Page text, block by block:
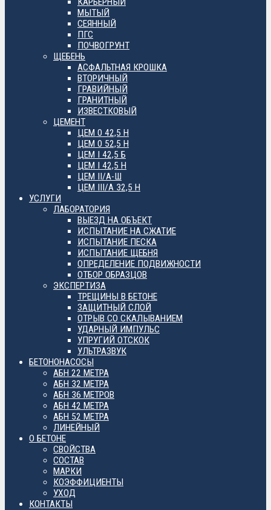
МЫТЫЙ
СЕЯННЫЙ
ПГС
ПОЧВОГРУНТ
ЩЕБЕНЬ
АСФАЛЬТНАЯ КРОШКА
ВТОРИЧНЫЙ
ГРАВИЙНЫЙ
ГРАНИТНЫЙ
ИЗВЕСТКОВЫЙ
ЦЕМЕНТ
ЦЕМ 0 42,5 Н
ЦЕМ 0 52,5 Н
ЦЕМ I 42,5 Б
ЦЕМ I 42,5 Н
ЦЕМ II/А-Ш
ЦЕМ III/А 32,5 Н
УСЛУГИ
ЛАБОРАТОРИЯ
ВЫЕЗД НА ОБЪЕКТ
ИСПЫТАНИЕ НА СЖАТИЕ
ИСПЫТАНИЕ ПЕСКА
ИСПЫТАНИЕ ЩЕБНЯ
ОПРЕДЕЛЕНИЕ ПОДВИЖНОСТИ
ОТБОР ОБРАЗЦОВ
ЭКСПЕРТИЗА
ТРЕЩИНЫ В БЕТОНЕ
ЗАЩИТНЫЙ СЛОЙ
ОТРЫВ СО СКАЛЫВАНИЕМ
УДАРНЫЙ ИМПУЛЬС
УПРУГИЙ ОТСКОК
УЛЬТРАЗВУК
БЕТОНОНАСОСЫ
АБН 22 МЕТРА
АБН 32 МЕТРА
АБН 36 МЕТРОВ
АБН 42 МЕТРА
АБН 52 МЕТРА
ЛИНЕЙНЫЙ
О БЕТОНЕ
СВОЙСТВА
СОСТАВ
МАРКИ
КОЭФФИЦИЕНТЫ
УХОД
КОНТАКТЫ